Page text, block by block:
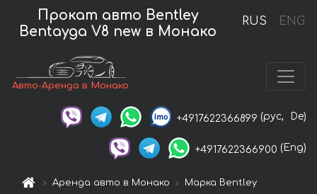
RUS ENG
Прокат авто Bentley
Bentayga V8 new в Монако
Авто-Аренда в Монако
+4917622366899 (рус, De)
+4917622366900 (Eng)
Аренда авто в Монако
Марка Bentley